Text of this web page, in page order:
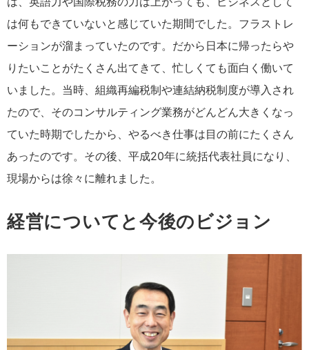
は何もできていないと感じていた期間でした。フラストレ
ーションが溜まっていたのです。だから日本に帰ったらや
りたいことがたくさん出てきて、忙しくても面白く働いて
いました。当時、組織再編税制や連結納税制度が導入され
たので、そのコンサルティング業務がどんどん大きくなっ
ていた時期でしたから、やるべき仕事は目の前にたくさん
あったのです。その後、平成20年に統括代表社員になり、
現場からは徐々に離れました。
経営についてと今後のビジョン